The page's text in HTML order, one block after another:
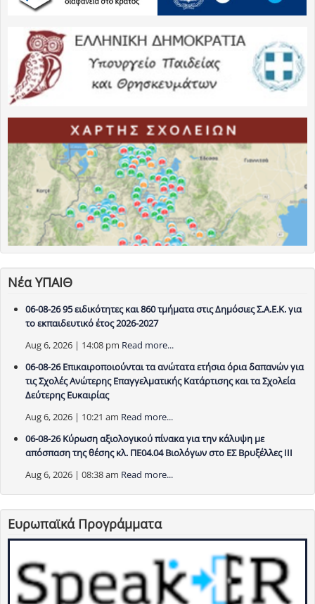
Νέα ΥΠΑΙΘ
06-08-26 95 ειδικότητες και 860 τμήματα στις Δημόσιες Σ.Α.Ε.Κ. για
το εκπαιδευτικό έτος 2026-2027
Aug 6, 2026 | 14:08 pm Read more...
06-08-26 Επικαιροποιούνται τα ανώτατα ετήσια όρια δαπανών για
τις Σχολές Ανώτερης Επαγγελματικής Κατάρτισης και τα Σχολεία
Δεύτερης Ευκαιρίας
Aug 6, 2026 | 10:21 am Read more...
06-08-26 Κύρωση αξιολογικού πίνακα για την κάλυψη με
απόσπαση της θέσης κλ. ΠΕ04.04 Βιολόγων στο ΕΣ Βρυξέλλες ΙΙΙ
Aug 6, 2026 | 08:38 am Read more...
Ευρωπαϊκά Προγράμματα